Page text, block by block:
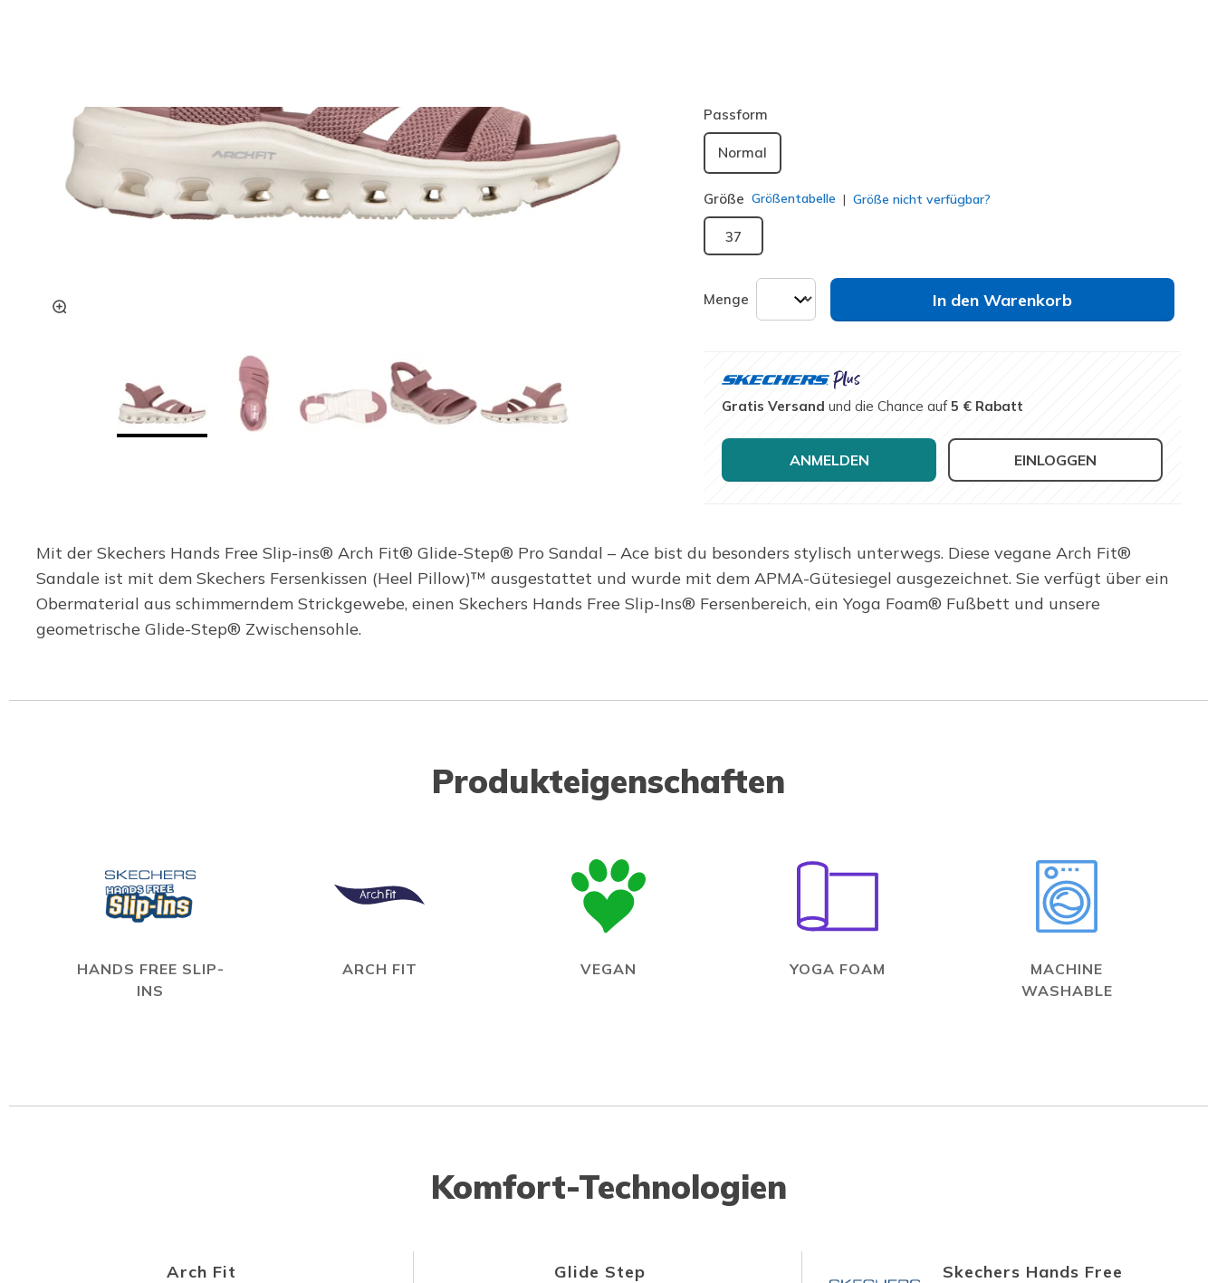
Passform
Normal
Größe Größentabelle Größe nicht verfügbar?
37
Menge In den Warenkorb
Gratis Versand und die Chance auf5 € Rabatt
ANMELDEN EINLOGGEN
Mit der Skechers Hands Free Slip-ins® Arch Fit® Glide-Step® Pro Sandal – Ace bist du besonders stylisch unterwegs. Diese vegane Arch Fit®
Sandale ist mit dem Skechers Fersenkissen (Heel Pillow)™ ausgestattet und wurde mit dem APMA-Gütesiegel ausgezeichnet. Sie verfügt über ein
Obermaterial aus schimmerndem Strickgewebe, einen Skechers Hands Free Slip-Ins® Fersenbereich, ein Yoga Foam® Fußbett und unsere
geometrische Glide-Step® Zwischensohle.
Produkteigenschaften
HANDS FREE SLIP-
INS
ARCH FIT VEGAN YOGA FOAM
MACHINE
WASHABLE
Komfort-Technologien
Arch Fit Glide Step
Skechers Hands Free